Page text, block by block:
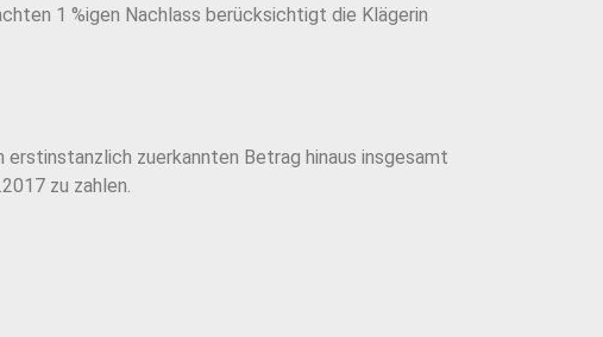
1 %igen Nachlass berücksichtigt die Klägerin
zuerkannten Betrag hinaus insgesamt
zu zahlen.